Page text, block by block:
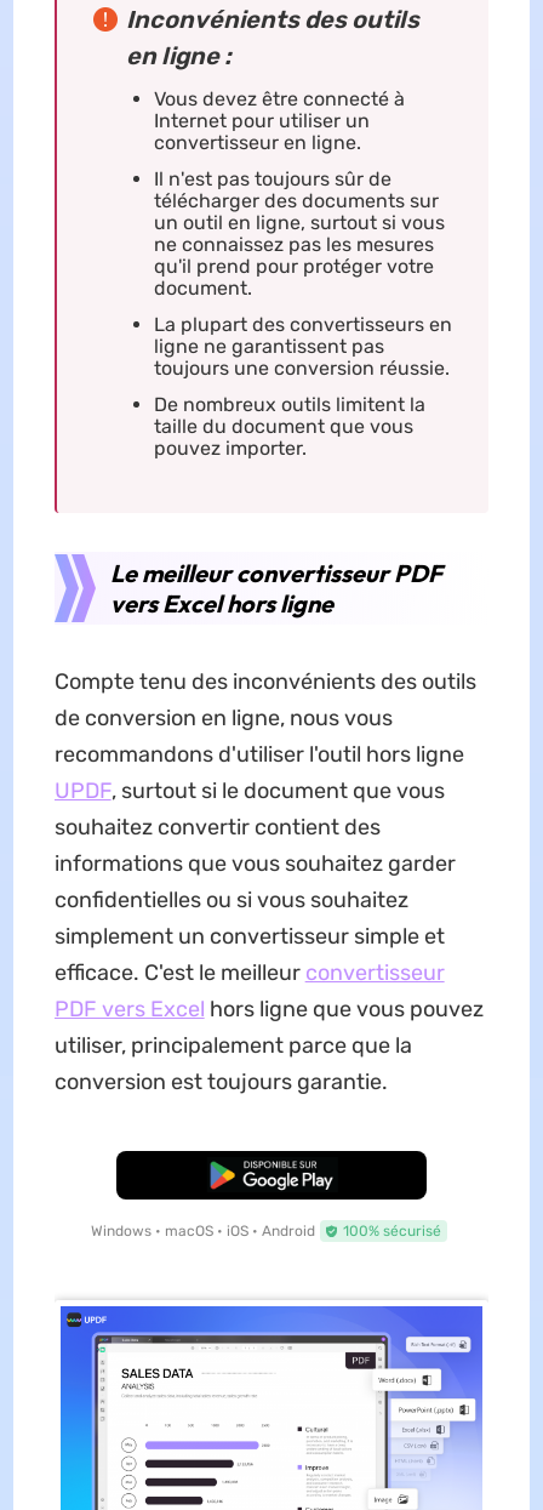
Inconvénients des outils
en ligne :
Vous devez être connecté à
Internet pour utiliser un
convertisseur en ligne.
Il n'est pas toujours sûr de
télécharger des documents sur
un outil en ligne, surtout si vous
ne connaissez pas les mesures
qu'il prend pour protéger votre
document.
La plupart des convertisseurs en
ligne ne garantissent pas
toujours une conversion réussie.
De nombreux outils limitent la
taille du document que vous
pouvez importer.
Le meilleur convertisseur PDF
vers Excel hors ligne
Compte tenu des inconvénients des outils
de conversion en ligne, nous vous
recommandons d'utiliser l'outil hors ligne
UPDF, surtout si le document que vous
souhaitez convertir contient des
informations que vous souhaitez garder
confidentielles ou si vous souhaitez
simplement un convertisseur simple et
efficace. C'est le meilleur convertisseur
PDF vers Excel hors ligne que vous pouvez
utiliser, principalement parce que la
conversion est toujours garantie.
TÉLÉCHARGER
Windows • macOS • iOS • Android 100% sécurisé